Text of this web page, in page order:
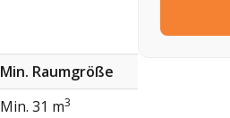
Min. Raumgröße
Min. 31 m3